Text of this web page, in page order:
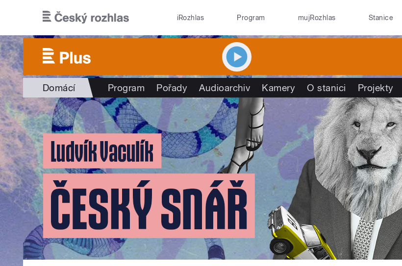
iRozhlas Program mujRozhlas Stanice
Domácí Program Pořady Audioarchiv Kamery O stanici Projekty